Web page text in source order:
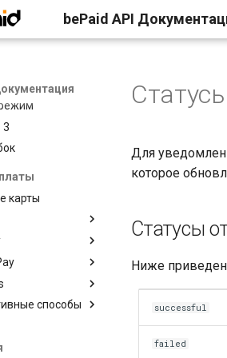
bePaid API
транзакции
Postman
3
карты
Pay на
виджете
Pay платежи на
Pay платежи в
Pay на
виджете
Pay платежи на
Pay платежи в
Pay на
виджете
способы
Для
которое
Статусы
Ниже
successful
failed